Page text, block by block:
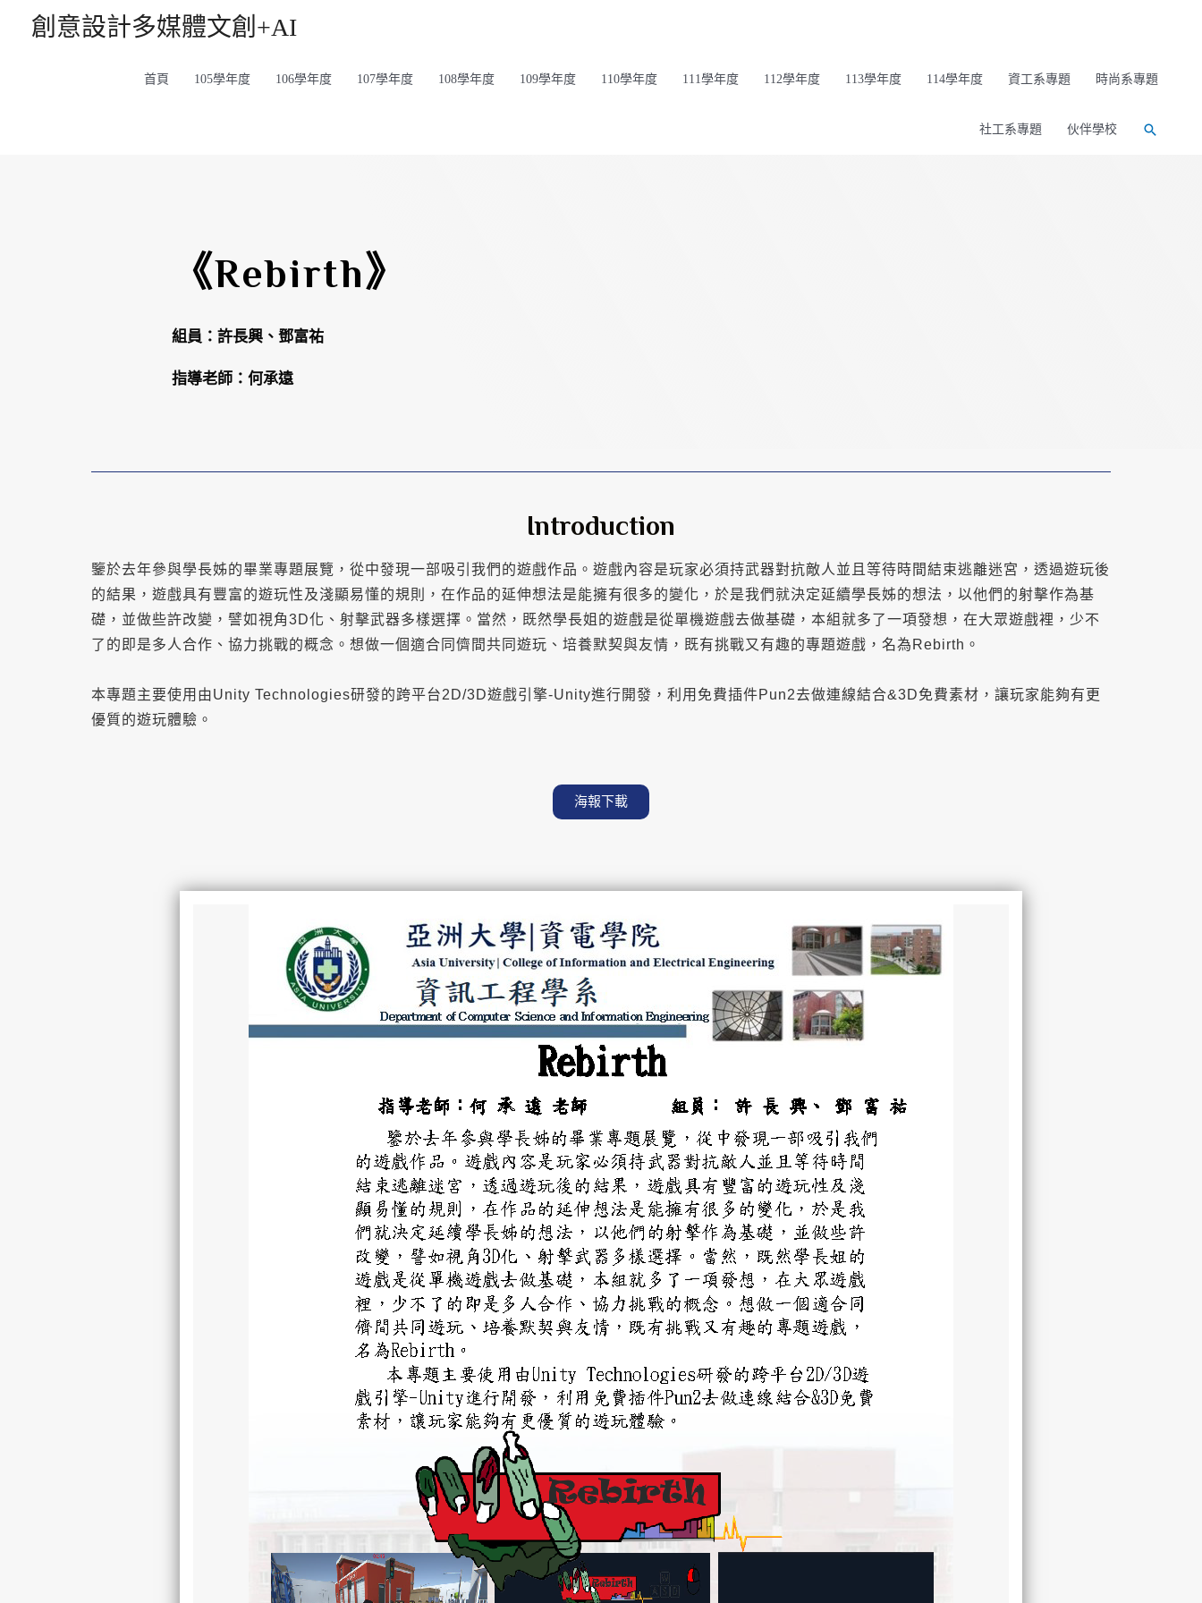
創意設計多媒體文創+AI
首頁 105學年度 106學年度 107學年度 108學年度 109學年度 110學年度 111學年度 112學年度 113學年度 114學年度 資工系專題 時尚系專題
社工系專題 伙伴學校
《Rebirth》
組員：許長興、鄧富祐
指導老師：何承遠
Introduction
鑒於去年參與學長姊的畢業專題展覽，從中發現一部吸引我們的遊戲作品。遊戲內容是玩家必須持武器對抗敵人並且等待時間結束逃離迷宮，透過遊玩後
的結果，遊戲具有豐富的遊玩性及淺顯易懂的規則，在作品的延伸想法是能擁有很多的變化，於是我們就決定延續學長姊的想法，以他們的射擊作為基
礎，並做些許改變，譬如視角3D化、射擊武器多樣選擇。當然，既然學長姐的遊戲是從單機遊戲去做基礎，本組就多了一項發想，在大眾遊戲裡，少不
了的即是多人合作、協力挑戰的概念。想做一個適合同儕間共同遊玩、培養默契與友情，既有挑戰又有趣的專題遊戲，名為Rebirth。
本專題主要使用由Unity Technologies研發的跨平台2D/3D遊戲引擎-Unity進行開發，利用免費插件Pun2去做連線結合&3D免費素材，讓玩家能夠有更
優質的遊玩體驗。
海報下載